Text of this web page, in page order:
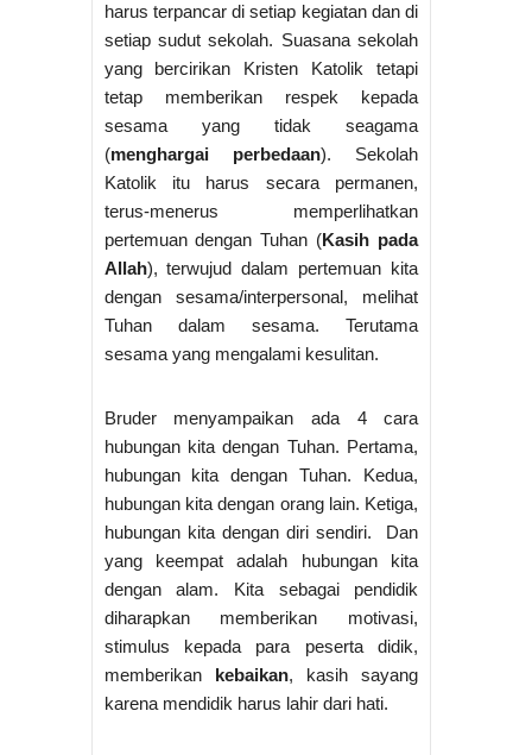
harus terpancar di setiap kegiatan dan di
setiap sudut sekolah. Suasana sekolah
yang bercirikan Kristen Katolik tetapi
tetap memberikan respek kepada
sesama yang tidak seagama
(menghargai perbedaan). Sekolah
Katolik itu harus secara permanen,
terus-menerus memperlihatkan
pertemuan dengan Tuhan (Kasih pada
Allah), terwujud dalam pertemuan kita
dengan sesama/interpersonal, melihat
Tuhan dalam sesama. Terutama
sesama yang mengalami kesulitan.
Bruder menyampaikan ada 4 cara
hubungan kita dengan Tuhan. Pertama,
hubungan kita dengan Tuhan. Kedua,
hubungan kita dengan orang lain. Ketiga,
hubungan kita dengan diri sendiri. Dan
yang keempat adalah hubungan kita
dengan alam. Kita sebagai pendidik
diharapkan memberikan motivasi,
stimulus kepada para peserta didik,
memberikan kebaikan, kasih sayang
karena mendidik harus lahir dari hati.